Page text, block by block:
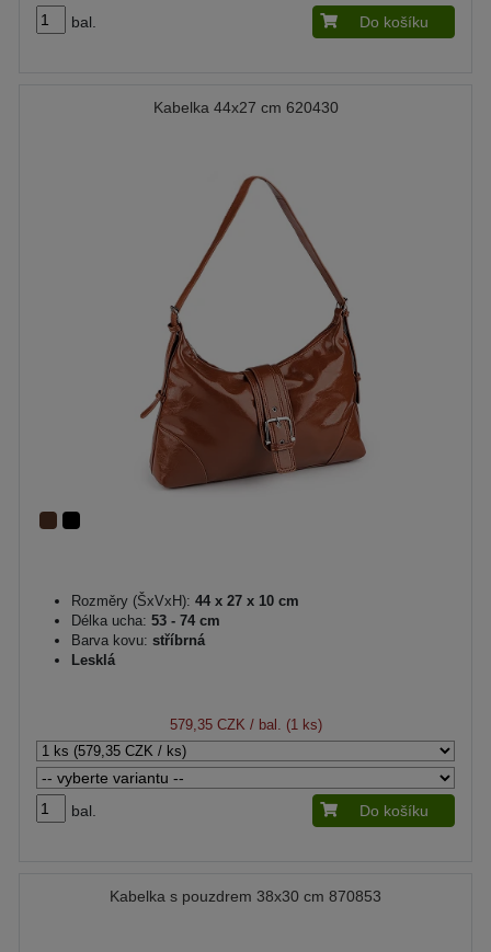
bal. Do košíku
Kabelka 44x27 cm 620430
Rozměry (ŠxVxH): 44 x 27 x 10 cm
Délka ucha: 53 - 74 cm
Barva kovu: stříbrná
Lesklá
579,35 CZK / bal. (1 ks)
bal. Do košíku
Kabelka s pouzdrem 38x30 cm 870853